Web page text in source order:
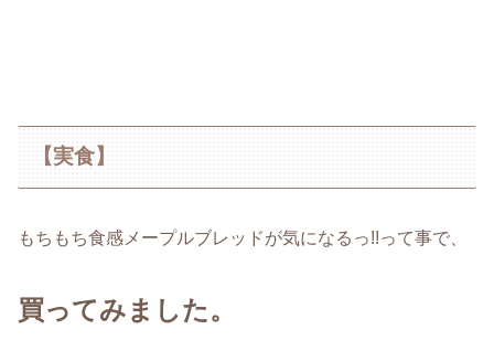
【実食】
もちもち食感メープルブレッドが気になるっ!!って事で、
買ってみました。